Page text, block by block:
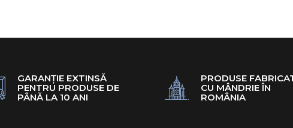
x 42 x
GARANȚIE EXTINSĂ
PENTRU PRODUSE DE
PÂNĂ LA 10 ANI
PRODUSE
CU MÂNDRIE ÎN
ROMÂNIA